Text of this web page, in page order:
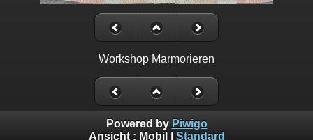
Workshop Marmorieren
Powered by Piwigo
Ansicht : Mobil Standard